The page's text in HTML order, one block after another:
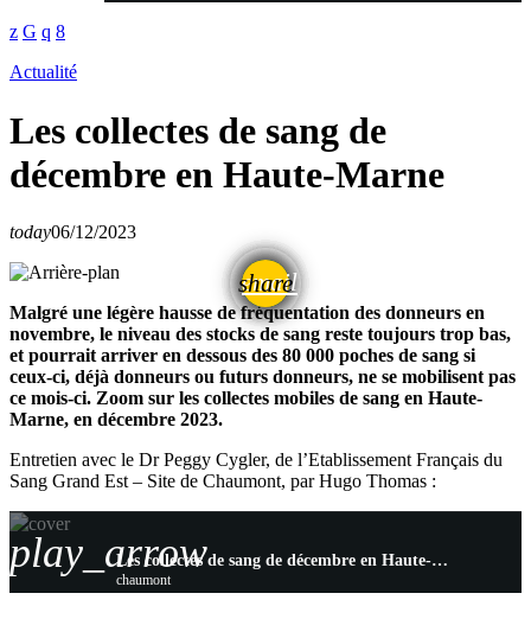
Actualité
Les collectes de sang de
décembre en Haute-Marne
today06/12/2023
share
email
Malgré une légère hausse de fréquentation des donneurs en
novembre, le niveau des stocks de sang reste toujours trop bas,
et pourrait arriver en dessous des 80 000 poches de sang si
ceux-ci, déjà donneurs ou futurs donneurs, ne se mobilisent pas
ce mois-ci. Zoom sur les collectes mobiles de sang en Haute-
Marne, en décembre 2023.
Entretien avec le Dr Peggy Cygler, de l’Etablissement Français du
Sang Grand Est – Site de Chaumont, par Hugo Thomas :
play_arrow Les collectes de sang de décembre en Haute-Marne
chaumont